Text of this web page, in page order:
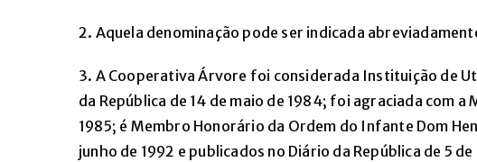
2. Aquela denominação pode ser indicada
3. A Cooperativa Árvore foi considerada Instituição de
da República de 14 de maio de 1984; foi agraciada com
1985; é Membro Honorário da Ordem do Infante Dom
junho de 1992 e publicados no Diário da República de 5